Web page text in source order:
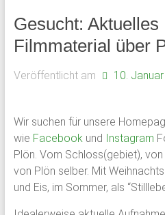
der
Butenplöner
e.V.
des
Gymnasium
Schloss
Gesucht: Aktuelles
Filmmaterial über
Veröffentlicht am 10.
Wir suchen für unsere
wie Facebookund Instagram
Plön. Vom Schloss(gebiet),
von Plön selber. Mit
und Eis, im Sommer, als